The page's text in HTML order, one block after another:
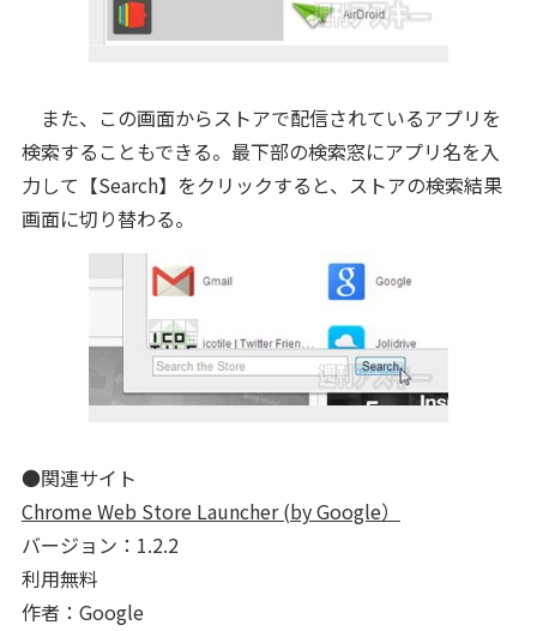
また、この画面からストアで配信されているアプリを
検索することもできる。最下部の検索窓にアプリ名を入
力して【Search】をクリックすると、ストアの検索結果
画面に切り替わる。
●関連サイト
Chrome Web Store Launcher (by Google）
バージョン：1.2.2
利用無料
作者：Google